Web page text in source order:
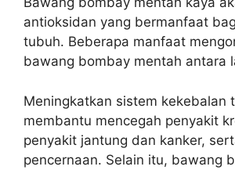
antioksidan yang bermanfaat
tubuh. Beberapa manfaat
bawang bombay mentah antara
Meningkatkan sistem kekebalan
membantu mencegah penyakit
penyakit jantung dan kanker,
pencernaan. Selain itu, bawang